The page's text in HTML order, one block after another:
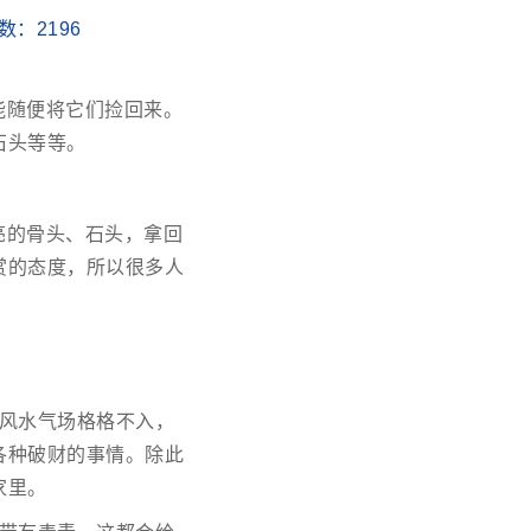
： 2196
便将它们捡回来。
等等。
骨头、石头，拿回
态度，所以很多人
水气场格格不入，
种破财的事情。除此
。